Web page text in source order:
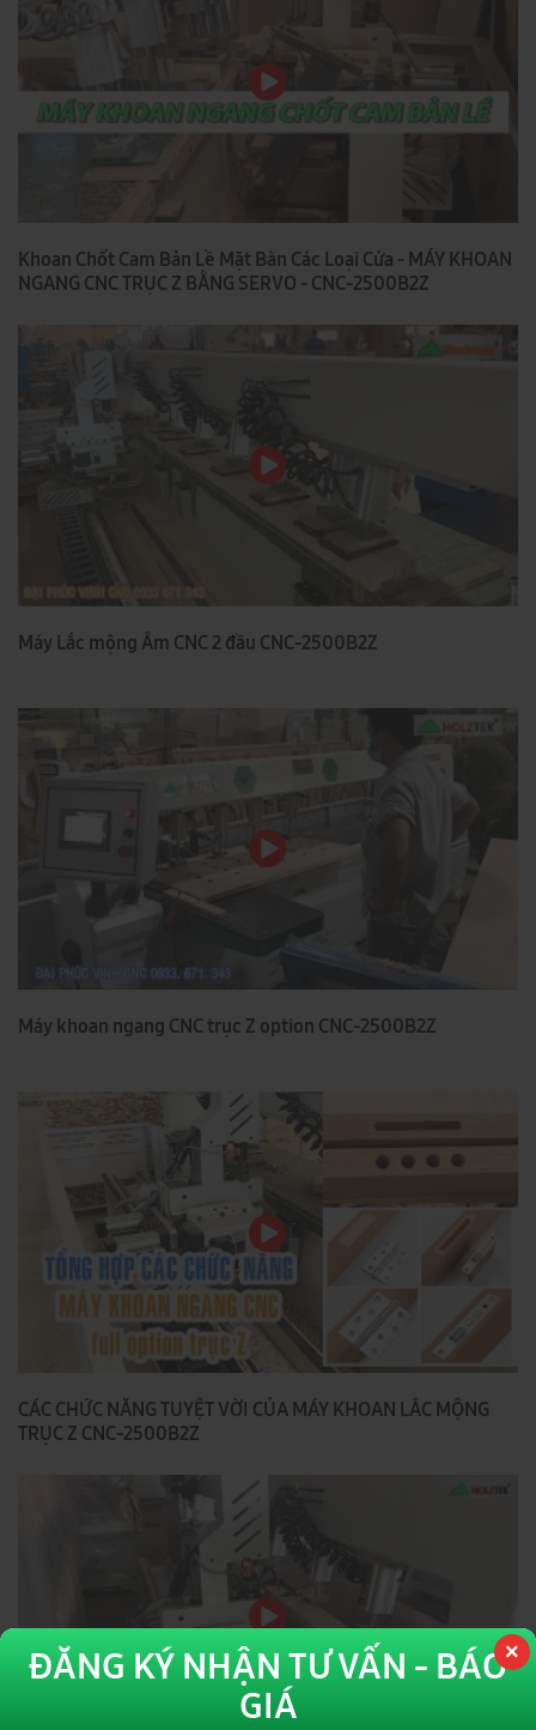
ĐĂNG KÝ NHẬN TƯ VẤN - BÁO
GIÁ
Khoan Chốt Cam Bản Lề Mặt Bàn Các Loại Cửa - MÁY KHOAN
NGANG CNC TRỤC Z BẰNG SERVO - CNC-2500B2Z
Máy Lắc mộng Âm CNC 2 đầu CNC-2500B2Z
Máy khoan ngang CNC trục Z option CNC-2500B2Z
CÁC CHỨC NĂNG TUYỆT VỜI CỦA MÁY KHOAN LẮC MỘNG
TRỤC Z CNC-2500B2Z